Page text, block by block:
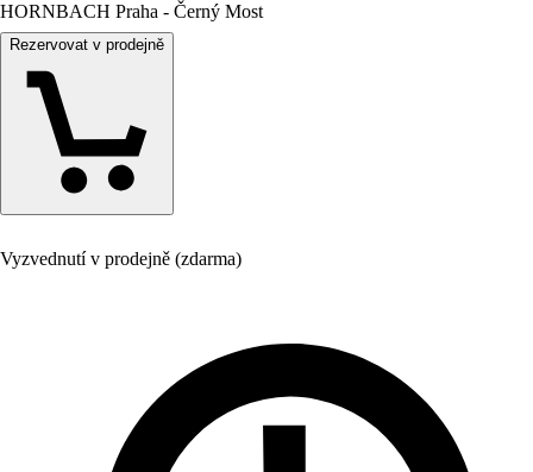
HORNBACH Praha - Černý Most
Rezervovat v prodejně
Vyzvednutí v prodejně (zdarma)